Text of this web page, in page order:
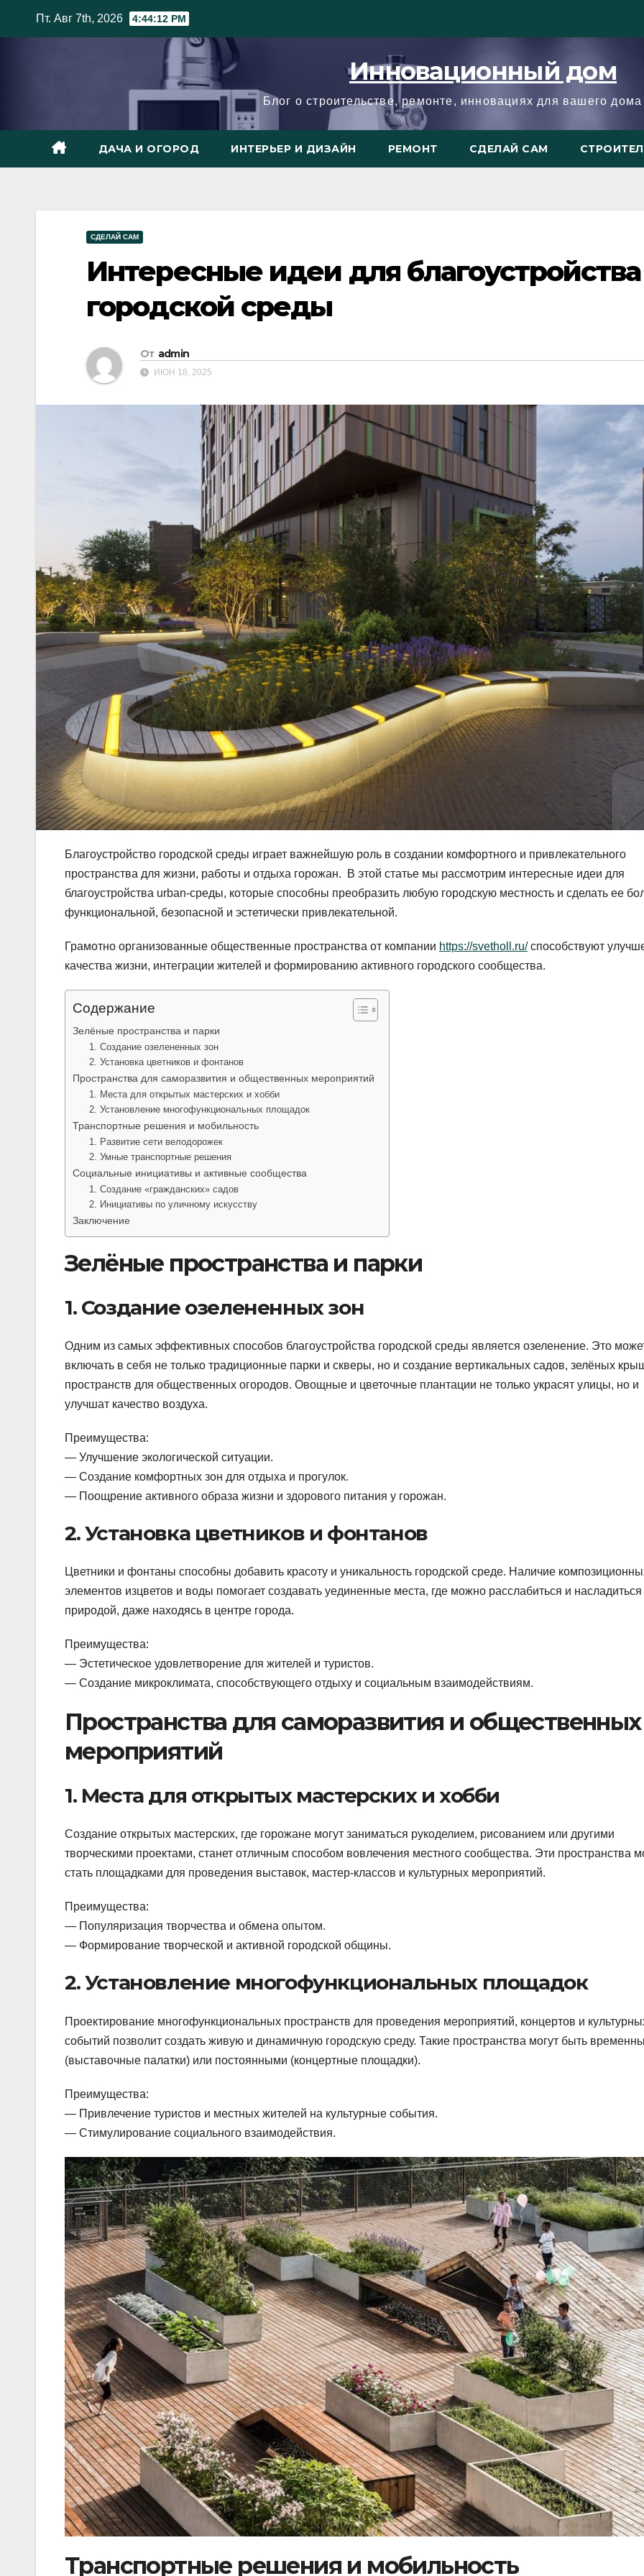
Пт. Авг 7th, 2026 4:44:14 PM
Инновационный дом
Блог о строительстве, ремонте, инновациях для вашего дома
ДАЧА И ОГОРОД ИНТЕРЬЕР И ДИЗАЙН РЕМОНТ СДЕЛАЙ САМ
СДЕЛАЙ САМ
Интересные идеи для благоустройства
городской среды
От admin
ИЮН 18, 2025
Благоустройство городской среды играет важнейшую роль в создании комфортного и привлекательного
пространства для жизни, работы и отдыха горожан. В этой статье мы рассмотрим интересные идеи для
благоустройства urban-среды, которые способны преобразить любую городскую местность и сделать ее
функциональной, безопасной и эстетически привлекательной.
Грамотно организованные общественные пространства от компании https://svetholl.ru/способствуют
качества жизни, интеграции жителей и формированию активного городского сообщества.
Содержание
Зелёные пространства и парки
1. Создание озелененных зон
2. Установка цветников и фонтанов
Пространства для саморазвития и общественных мероприятий
1. Места для открытых мастерских и хобби
2. Установление многофункциональных площадок
Транспортные решения и мобильность
1. Развитие сети велодорожек
2. Умные транспортные решения
Социальные инициативы и активные сообщества
1. Создание «гражданских» садов
2. Инициативы по уличному искусству
Заключение
Зелёные пространства и парки
1. Создание озелененных зон
Одним из самых эффективных способов благоустройства городской среды является озеленение. Это
включать в себя не только традиционные парки и скверы, но и создание вертикальных садов, зелёных
пространств для общественных огородов. Овощные и цветочные плантации не только украсят улицы, но и
улучшат качество воздуха.
Преимущества:
— Улучшение экологической ситуации.
— Создание комфортных зон для отдыха и прогулок.
— Поощрение активного образа жизни и здорового питания у горожан.
2. Установка цветников и фонтанов
Цветники и фонтаны способны добавить красоту и уникальность городской среде. Наличие
элементов изцветов и воды помогает создавать уединенные места, где можно расслабиться и насладиться
природой, даже находясь в центре города.
Преимущества:
— Эстетическое удовлетворение для жителей и туристов.
— Создание микроклимата, способствующего отдыху и социальным взаимодействиям.
Пространства для саморазвития и общественных
мероприятий
1. Места для открытых мастерских и хобби
Создание открытых мастерских, где горожане могут заниматься рукоделием, рисованием или другими
творческими проектами, станет отличным способом вовлечения местного сообщества. Эти пространства
стать площадками для проведения выставок, мастер-классов и культурных мероприятий.
Преимущества:
— Популяризация творчества и обмена опытом.
— Формирование творческой и активной городской общины.
2. Установление многофункциональных площадок
Проектирование многофункциональных пространств для проведения мероприятий, концертов и
событий позволит создать живую и динамичную городскую среду. Такие пространства могут быть
(выставочные палатки) или постоянными (концертные площадки).
Преимущества:
— Привлечение туристов и местных жителей на культурные события.
— Стимулирование социального взаимодействия.
Транспортные решения и мобильность